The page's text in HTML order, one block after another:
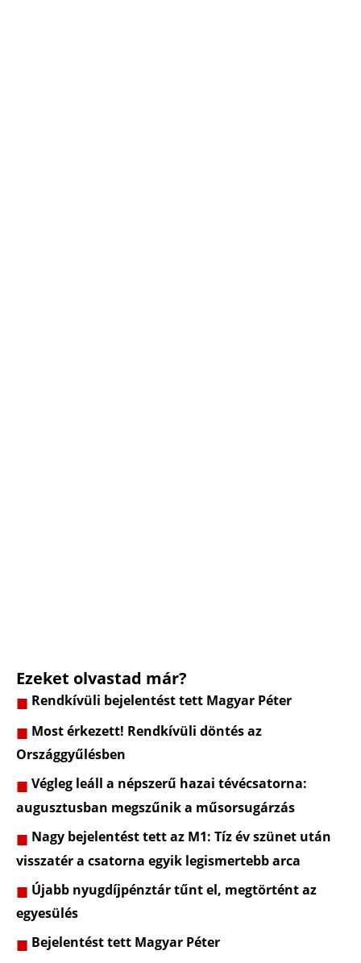
Ezeket olvastad már?
Rendkívüli bejelentést tett Magyar Péter
Most érkezett! Rendkívüli döntés az
Országgyűlésben
Végleg leáll a népszerű hazai tévécsatorna:
augusztusban megszűnik a műsorsugárzás
Nagy bejelentést tett az M1: Tíz év szünet után
visszatér a csatorna egyik legismertebb arca
Újabb nyugdíjpénztár tűnt el, megtörtént az
egyesülés
Bejelentést tett Magyar Péter